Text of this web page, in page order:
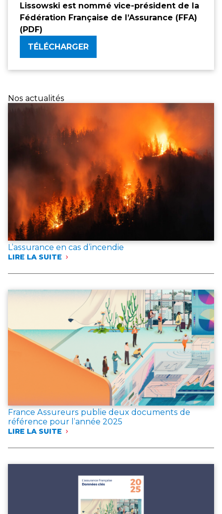
Lissowski est nommé vice-président de la
Fédération Française de l’Assurance (FFA)
(PDF)
TÉLÉCHARGER
Nos actualités
L’assurance en cas d’incendie
LIRE LA SUITE
:
D’INCENDIE
France Assureurs publie deux documents de
référence pour l’année 2025
LIRE LA SUITE
: